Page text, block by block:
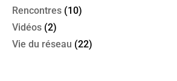
Rencontres (10)
Vidéos (2)
Vie du réseau (22)